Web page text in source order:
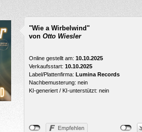
"Wie a Wirbelwind"
von Otto Wiesler
Online gestellt am: 10.10.2025
Verkaufsstart: 10.10.2025
Label/Plattenfirma: Lumina Records
Nachbemusterung: nein
KI-generiert / KI-unterstützt: nein